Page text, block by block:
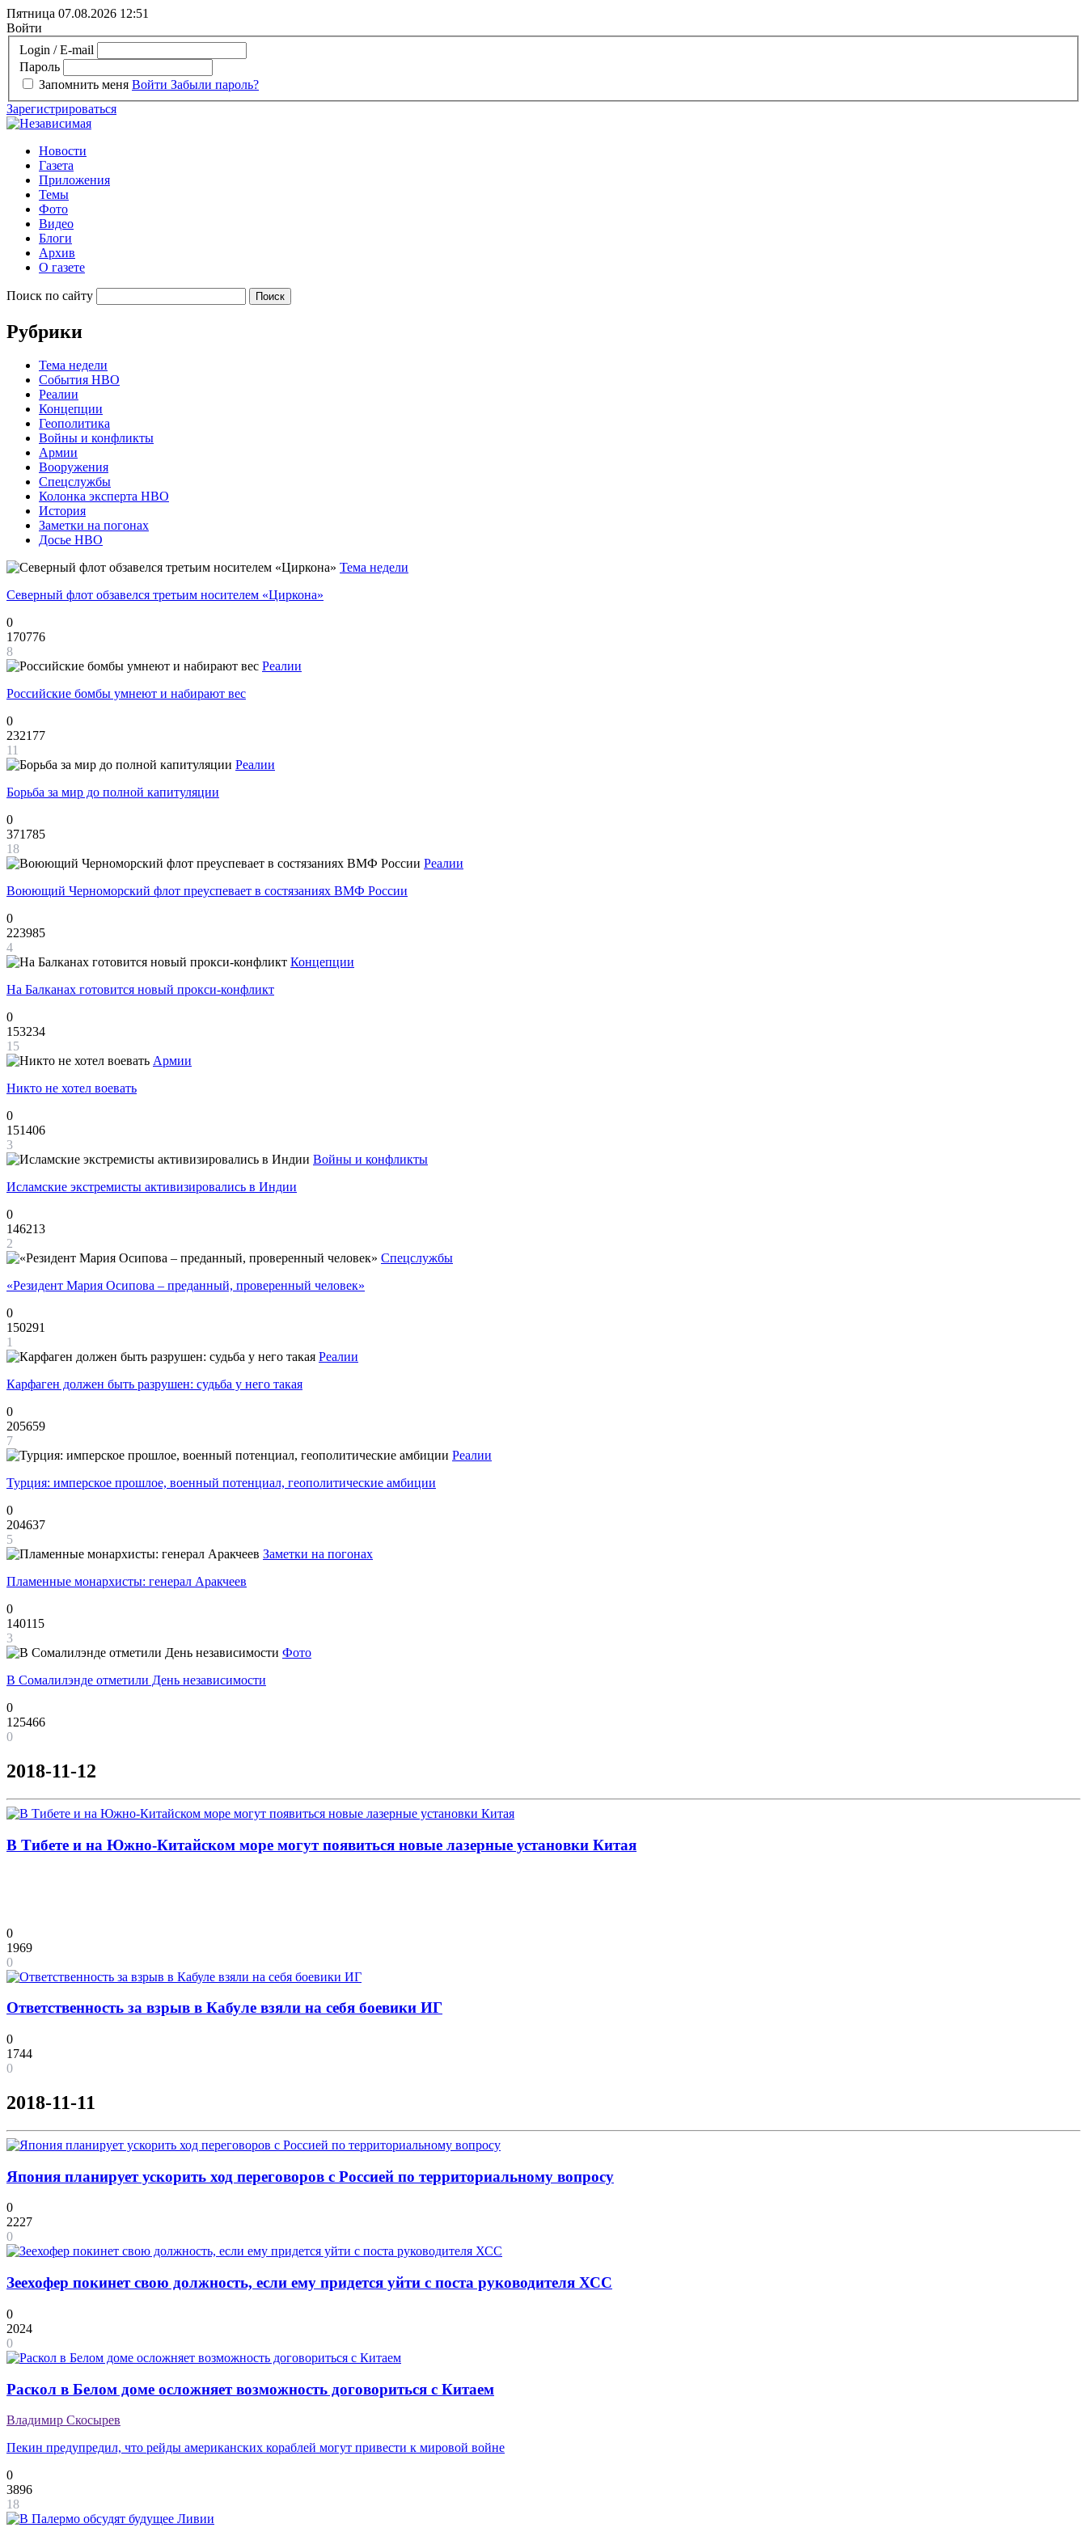
Пятница 07.08.2026 12:51
Войти
Login / E-mail
Пароль
Запомнить меня Войти Забыли пароль?
Зарегистрироваться
Новости
Газета
Приложения
Темы
Фото
Видео
Блоги
Архив
О газете
Поиск по сайту
Рубрики
Тема недели
События НВО
Реалии
Концепции
Геополитика
Войны и конфликты
Армии
Вооружения
Спецслужбы
Колонка эксперта НВО
История
Заметки на погонах
Досье НВО
Тема недели
Северный флот обзавелся третьим носителем «Циркона»
0
170776
8
Реалии
Российские бомбы умнеют и набирают вес
0
232177
11
Реалии
Борьба за мир до полной капитуляции
0
371785
18
Реалии
Воюющий Черноморский флот преуспевает в состязаниях ВМФ России
0
223985
4
Концепции
На Балканах готовится новый прокси-конфликт
0
153234
15
Армии
Никто не хотел воевать
0
151406
3
Войны и конфликты
Исламские экстремисты активизировались в Индии
0
146213
2
Спецслужбы
«Резидент Мария Осипова – преданный, проверенный человек»
0
150291
1
Реалии
Карфаген должен быть разрушен: судьба у него такая
0
205659
7
Реалии
Турция: имперское прошлое, военный потенциал, геополитические амбиции
0
204637
5
Заметки на погонах
Пламенные монархисты: генерал Аракчеев
0
140115
3
Фото
В Сомалилэнде отметили День независимости
0
125466
0
2018-11-12
В Тибете и на Южно-Китайском море могут появиться новые лазерные установки Китая
0
1969
0
Ответственность за взрыв в Кабуле взяли на себя боевики ИГ
0
1744
0
2018-11-11
Япония планирует ускорить ход переговоров с Россией по территориальному вопросу
0
2227
0
Зеехофер покинет свою должность, если ему придется уйти с поста руководителя ХСС
0
2024
0
Раскол в Белом доме осложняет возможность договориться с Китаем
Владимир Скосырев
Пекин предупредил, что рейды американских кораблей могут привести к мировой войне
0
3896
18